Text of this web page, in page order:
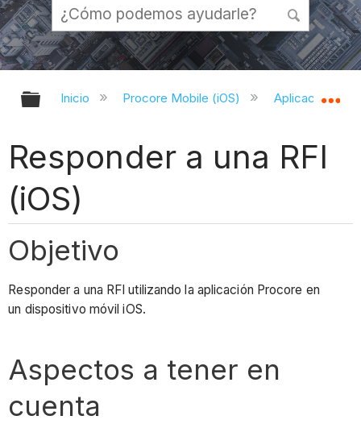
Expandir/contraer jerarquía global
Inicio Procore Mobile (iOS) Aplicación iOS
Responder a una RFI
(iOS)
Objetivo
Responder a una RFI utilizando la aplicación Procore en
un dispositivo móvil iOS.
Aspectos a tener en
cuenta